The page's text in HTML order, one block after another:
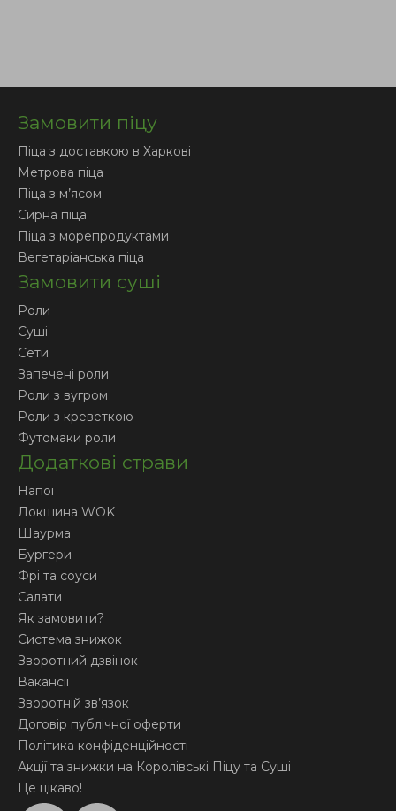
Замовити піцу
Піца з доставкою в Харкові
Метрова піца
Піца з м’ясом
Сирна піца
Піца з морепродуктами
Вегетаріанська піца
Замовити суші
Роли
Суші
Сети
Запечені роли
Роли з вугром
Роли з креветкою
Футомаки роли
Додаткові страви
Напої
Локшина WOK
Шаурма
Бургери
Фрі та соуси
Салати
Як замовити?
Система знижок
Зворотний дзвінок
Вакансії
Зворотній зв’язок
Договір публічної оферти
Політика конфіденційності
Акції та знижки на Королівські Піцу та Суші
Це цікаво!